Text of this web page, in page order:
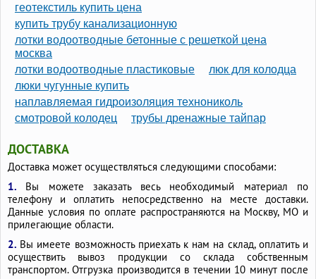
геотекстиль купить цена
купить трубу канализационную
лотки водоотводные бетонные с решеткой цена
москва
лотки водоотводные пластиковые
люк для колодца
люки чугунные купить
наплавляемая гидроизоляция технониколь
смотровой колодец
трубы дренажные тайпар
ДОСТАВКА
Доставка может осуществляться следующими способами:
1. Вы можете заказать весь необходимый материал по
телефону и оплатить непосредственно на месте доставки.
Данные условия по оплате распространяются на Москву, МО и
прилегающие области.
2. Вы имеете возможность приехать к нам на склад, оплатить и
осуществить вывоз продукции со склада собственным
транспортом. Отгрузка производится в течении 10 минут после